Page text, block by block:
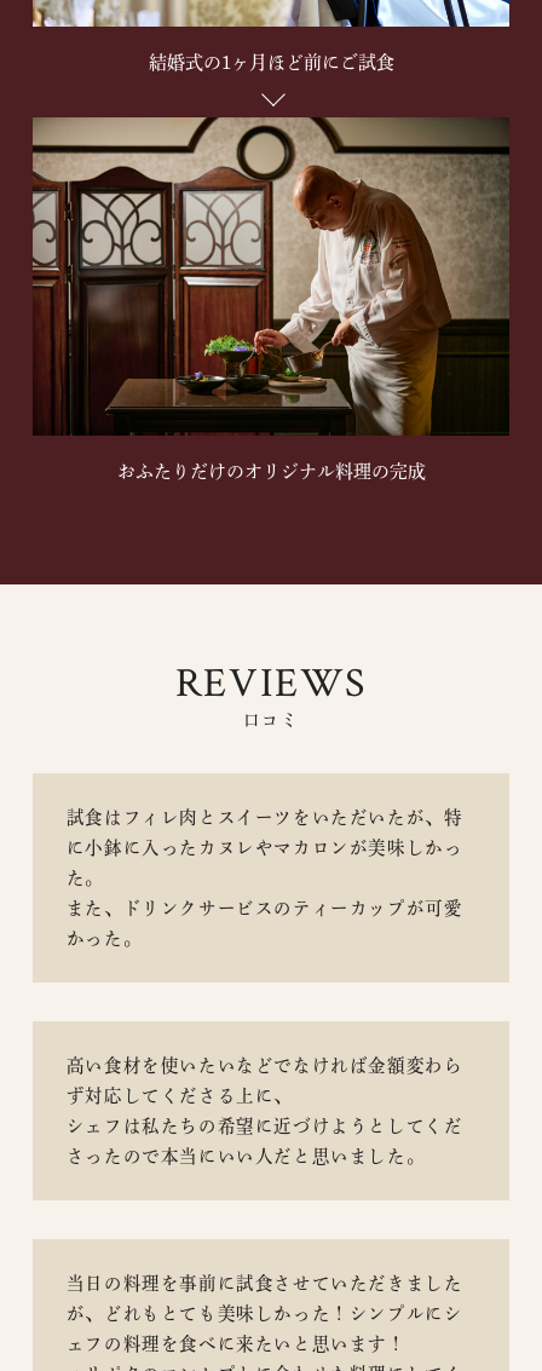
結婚式の1ヶ月ほど前にご試食
おふたりだけのオリジナル料理の完成
REVIEWS
口コミ
試食はフィレ肉とスイーツをいただいたが、特
に小鉢に入ったカヌレやマカロンが美味しかっ
た。
また、ドリンクサービスのティーカップが可愛
かった。
高い食材を使いたいなどでなければ金額変わら
ず対応してくださる上に、
シェフは私たちの希望に近づけようとしてくだ
さったので本当にいい人だと思いました。
当日の料理を事前に試食させていただきました
が、どれもとても美味しかった！シンプルにシ
ェフの料理を食べに来たいと思います！